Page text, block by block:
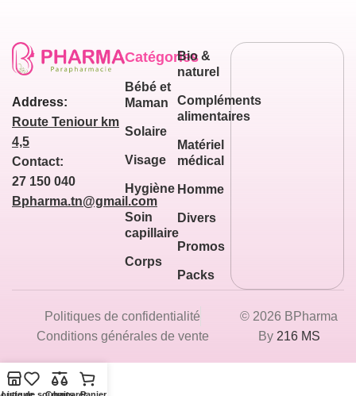
Address:
Route Teniour km
4,5
Contact:
27 150 040
Bpharma.tn@gmail.com
Catégories
Bébé et
Maman
Solaire
Visage
Hygiène
Soin
capillaire
Corps
Bio &
naturel
Compléments
alimentaires
Matériel
médical
Homme
Divers
Promos
Packs
© 2026 BPharma
By 216 MS
Politiques de confidentialité
Conditions générales de vente